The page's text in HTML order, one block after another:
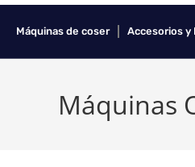
Máquinas de coser Accesorios y
Máquinas